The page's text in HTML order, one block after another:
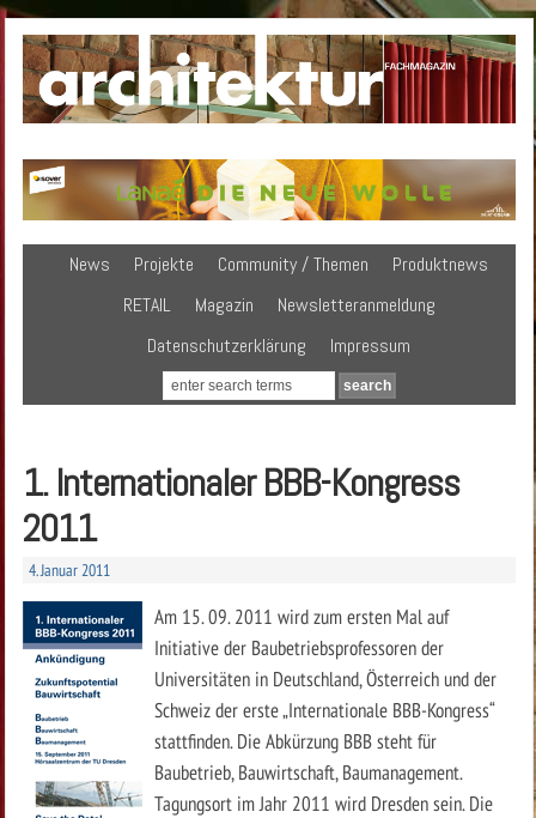
News Projekte Community / Themen
Produktnews
RETAIL
Magazin
Newsletteranmeldung
Datenschutzerklärung
Impressum
1. Internationaler BBB-Kongress
2011
4. Januar 2011
Am 15. 09. 2011 wird zum ersten Mal auf
Initiative der Baubetriebsprofessoren der
Universitäten in Deutschland, Österreich und der
Schweiz der erste „Internationale BBB-Kongress“
stattfinden. Die Abkürzung BBB steht für
Baubetrieb, Bauwirtschaft, Baumanagement.
Tagungsort im Jahr 2011 wird Dresden sein. Die